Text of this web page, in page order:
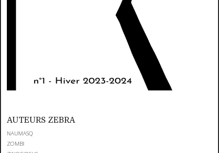
AUTEURS ZEBRA
NAUMASQ
ZOMBI